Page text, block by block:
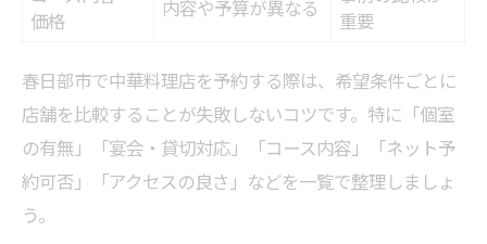
食べ放題中華予約で確認すべきポイント
春日部で中華食べ放題を満喫するコツ
食べ放題中華の予約前に知りたい裏ワザ
春日部で人気の中華食べ放題とは
宴会や家族向け春日部中華選び方
宴会・家族向け中華店条件別比較表
価格
内容や予算が異なる
重要
春日部市で中華料理店を予約する際は、希望条件ごとに
店舗を比較することが失敗しないコツです。特に「個室
の有無」「宴会・貸切対応」「コース内容」「ネット予
約可否」「アクセスの良さ」などを一覧で整理しましょ
う。